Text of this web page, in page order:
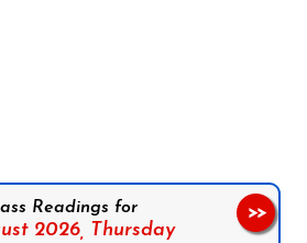
Readings for
2026, Thursday
>>